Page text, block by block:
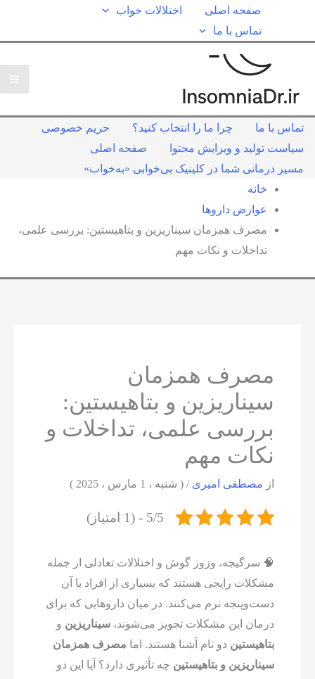
صفحه اصلی
اختلالات خواب
تماس با ما
تماس با ما چرا ما را انتخاب کنید؟
حریم خصوصی
سیاست تولید و ویرایش محتوا
صفحه اصلی
مسیر درمانی شما در کلینیک بی‌خوابی «به‌خواب»
خانه
عوارض داروها
مصرف همزمان سیناریزین و بتاهیستین: بررسی علمی،
تداخلات و نکات مهم
مصرف همزمان
سیناریزین و بتاهیستین:
بررسی علمی، تداخلات و
نکات مهم
از مصطفی امیری/( شنبه ، 1 مارس ، 2025 )
5/5 - (1 امتیاز)
🧠 سرگیجه، وزوز گوش و اختلالات تعادلی از جمله
مشکلات رایجی هستند که بسیاری از افراد با آن
دست‌وپنجه نرم می‌کنند. در میان داروهایی که برای
درمان این مشکلات تجویز می‌شوند،سیناریزین و
بتاهیستین دو نام آشنا هستند. اما مصرف همزمان
سیناریزین و بتاهیستین چه تأثیری دارد؟ آیا این دو